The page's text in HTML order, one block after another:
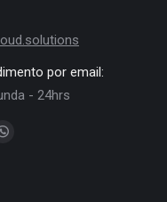
por email:
- 24hrs
Whatsapp